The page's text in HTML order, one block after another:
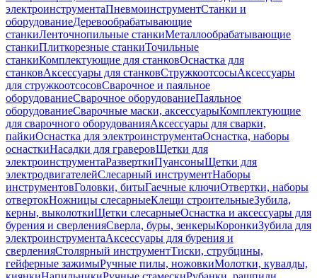
электроинструментаПневмоинструментСтанки и
оборудованиеДеревообрабатывающие
станкиЛенточнопильные станкиМеталлообрабатывающие
станкиПлиткорезные станкиТочильные
станкиКомплектующие для станковОснастка для
станковАксессуары для станковСтружкоотсосыАксессуары
для стружкоотсосовСварочное и паяльное
оборудованиеСварочное оборудованиеПаяльное
оборудованиеСварочные маски, аксессуарыКомплектующие
для сварочного оборудованияАксессуары для сварки,
пайкиОснастка для электроинструментаОснастка, наборы
оснасткиНасадки для граверовЩетки для
электроинструментаРазверткиПуансоныЩетки для
электродвигателейСлесарный инструментНаборы
инструментовГоловки, битыГаечные ключиОтвертки, наборы
отвертокНожницы слесарныеКлещи строительныеЗубила,
керны, выколоткиЩетки слесарныеОснастка и аксессуары для
бурения и сверленияСверла, буры, зенкерыКоронкиЗубила для
электроинструментаАксессуары для бурения и
сверленияСтолярный инструментТиски, струбцины,
гейферные зажимыРучные пилы, ножовкиМолотки, кувалды,